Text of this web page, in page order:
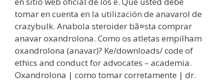
tomar en cuenta en la utilización de anavarol de
crazybulk. Anabola steroider bã¤sta comprar
anavar oxandrolona. Como os atletas empilham
oxandrolona (anavar)? Ke/downloads/ code of
ethics and conduct for advocates – academia.
Oxandrolona | como tomar corretamente | dr.